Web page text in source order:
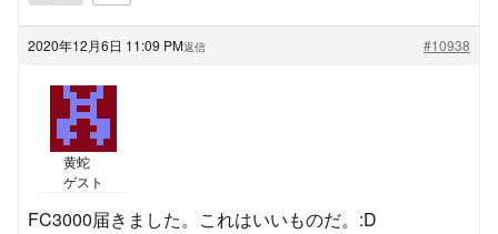
2020年12月6日 11:09 PM #10938
返信
黄蛇
ゲスト
FC3000届きました。これはいいものだ。:D